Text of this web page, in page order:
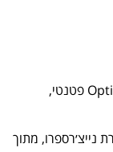
קומפלקס קולגן פרימיום וג׳לטין מדגים, ®OptiMSM פטנטי,
נייצ׳רספרו, מתוך